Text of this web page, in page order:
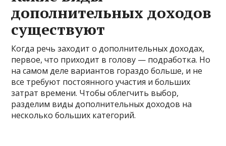
дополнительных доходов
существуют
Когда речь заходит о дополнительных доходах,
первое, что приходит в голову — подработка. Но
на самом деле вариантов гораздо больше, и не
все требуют постоянного участия и больших
затрат времени. Чтобы облегчить выбор,
разделим виды дополнительных доходов на
несколько больших категорий.